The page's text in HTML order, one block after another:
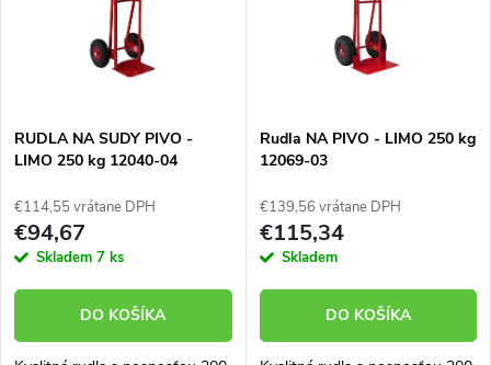
e
p
r
o
s
p
r
o
d
RUDLA NA SUDY PIVO -
LIMO 250 kg 12040-04
€114,55 vrátane DPH
€94,67
Skladem 7 ks
DO KOŠÍKA
Rudla NA PIVO - LIMO 250 kg
12069-03
€139,56 vrátane DPH
€115,34
Skladem
DO KOŠÍKA